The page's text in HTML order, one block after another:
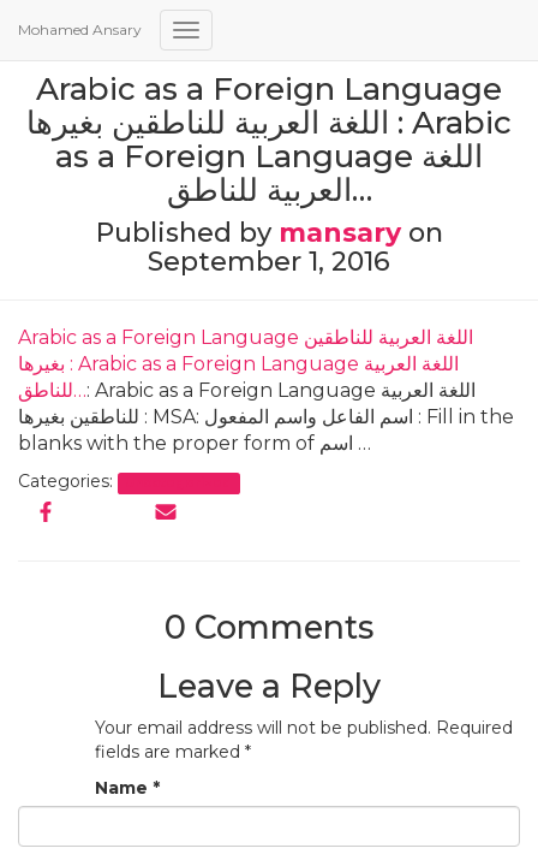
Mohamed Ansary
Toggle
Navigation
Arabic as a Foreign Language
اللغة العربية للناطقين بغيرها : Arabic
as a Foreign Language اللغة
العربية للناطق…
Published by mansaryon
September 1, 2016
Arabic as a Foreign Language اللغة العربية للناطقين
بغيرها : Arabic as a Foreign Language اللغة العربية
للناطق…: Arabic as a Foreign Language اللغة العربية
للناطقين بغيرها : MSA: اسم الفاعل واسم المفعول : Fill in the
blanks with the proper form of اسم …
Categories:
0 Comments
Leave a Reply
Your email address will not be published. Required
fields are marked *
Name *